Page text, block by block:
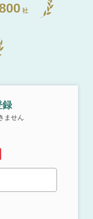
社
録
ません